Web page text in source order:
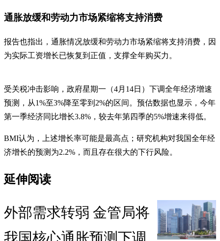
通胀放缓和劳动力市场紧缩将支持消费
报告也指出，通胀情况放缓和劳动力市场紧缩将支持消费，因
为实际工资增长已恢复到正值，支撑全年购买力。
受关税冲击影响，政府星期一（4月14日）下调全年经济增速
预测，从1%至3%降至零到2%的区间。预估数据也显示，今年
第一季经济同比增长3.8%，较去年第四季的5%增速来得低。
BMI认为，上述增长率可能是最高点；研究机构对我国全年经
济增长的预测为2.2%，而且存在很大的下行风险。
延伸阅读
外部需求转弱 金管局将
我国核心通胀预测下调